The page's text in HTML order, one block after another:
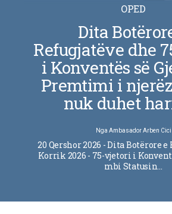
OPED
Dita
Refugjatëve dhe
i Konventës së
Premtimi i
nuk duhet
Nga Ambasador Arben Cici
20 Qershor 2026 - Dita Botërore e
Korrik 2026 - 75-vjetori i
mbi Statusin…